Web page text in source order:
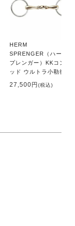
HERM
SPRENGER（ハームス
プレンガー）KKコンラ
ッド ウルトラ小勒銜
27,500円(税込)